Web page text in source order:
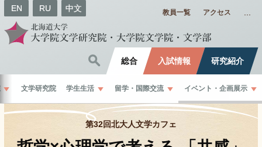
EN RU 中文 教員一覧 アクセス
総合 入試情報 研究紹介
文学研究院 学生生活 留学 ・ 国際交流 イベント ・ 企画展示
第32回北大人文学カフェ